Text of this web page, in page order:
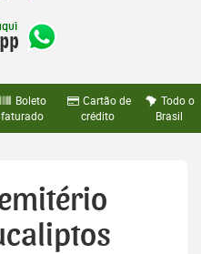
Boleto
faturado
Cartão de
crédito
Todo o
Brasil